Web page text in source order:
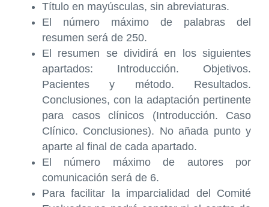
Título en mayúsculas, sin abreviaturas.
El número máximo de palabras del
resumen será de 250.
El resumen se dividirá en los siguientes
apartados: Introducción. Objetivos.
Pacientes y método. Resultados.
Conclusiones, con la adaptación pertinente
para casos clínicos (Introducción. Caso
Clínico. Conclusiones). No añada punto y
aparte al final de cada apartado.
El número máximo de autores por
comunicación será de 6.
Para facilitar la imparcialidad del Comité